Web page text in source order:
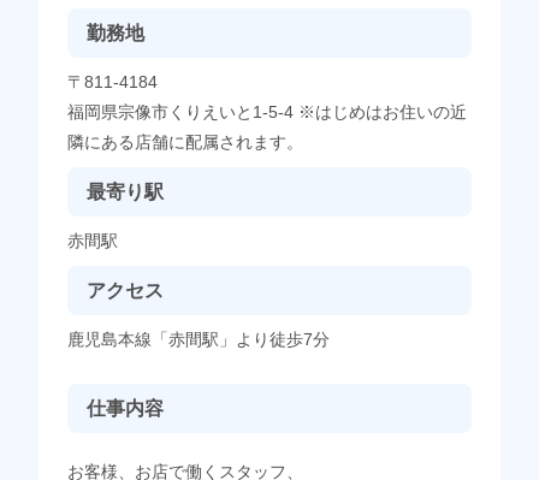
勤務地
〒811-4184
福岡県宗像市くりえいと1-5-4 ※はじめはお住いの近
隣にある店舗に配属されます。
最寄り駅
赤間駅
アクセス
鹿児島本線「赤間駅」より徒歩7分
仕事内容
お客様、お店で働くスタッフ、